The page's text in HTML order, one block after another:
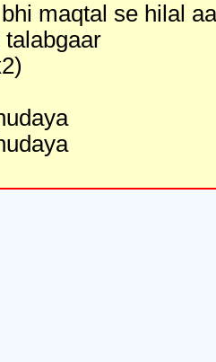
maqtal se hilal
talabgaar